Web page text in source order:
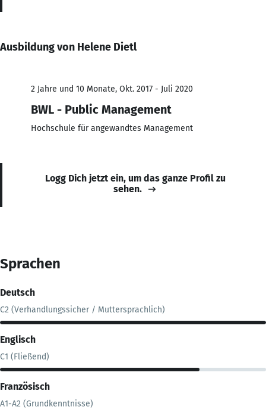
Ausbildung von Helene Dietl
2 Jahre und 10 Monate, Okt. 2017 - Juli 2020
BWL - Public Management
Hochschule für angewandtes Management
Logg Dich jetzt ein, um das ganze Profil zu
sehen.
Sprachen
Deutsch
C2 (Verhandlungssicher / Muttersprachlich)
Englisch
C1 (Fließend)
Französisch
A1-A2 (Grundkenntnisse)